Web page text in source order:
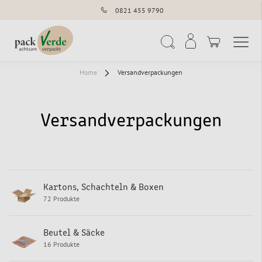
0821 455 9790
Home Versandverpackungen
Versandverpackungen
Kartons, Schachteln & Boxen
72 Produkte
Beutel & Säcke
16 Produkte